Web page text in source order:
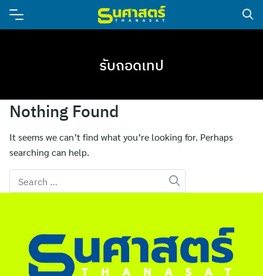
ไทย
รับถอดเทป
Nothing Found
It seems we can’t find what you’re looking for. Perhaps
searching can help.
Search
for: